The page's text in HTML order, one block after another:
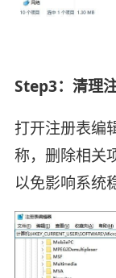
Step3：‌清理
打开注册表编
称，删除相关
以免影响系统